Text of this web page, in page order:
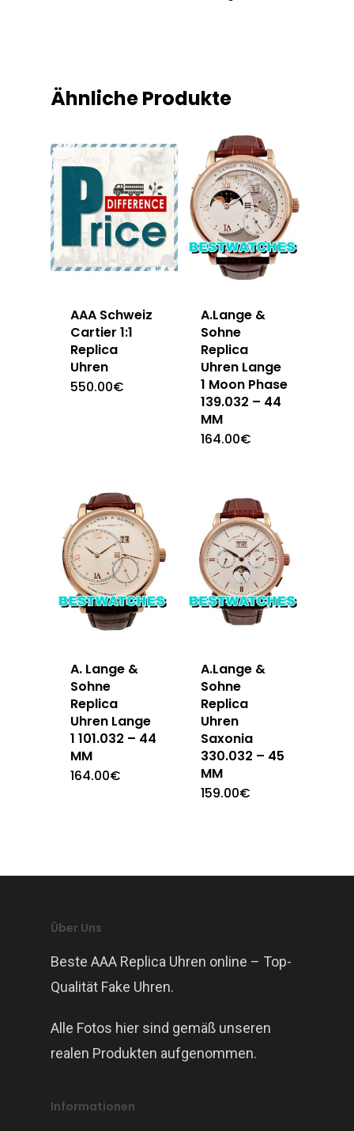
Ähnliche Produkte
AAA Schweiz
Cartier 1:1
Replica
Uhren
550.00€
A.Lange &
Sohne
Replica
Uhren Lange
1 Moon Phase
139.032 – 44
MM
164.00€
A. Lange &
Sohne
Replica
Uhren Lange
1 101.032 – 44
MM
164.00€
A.Lange &
Sohne
Replica
Uhren
Saxonia
330.032 – 45
MM
159.00€
Über Uns
Beste AAA Replica Uhren online – Top-
Qualität Fake Uhren.
Alle Fotos hier sind gemäß unseren
realen Produkten aufgenommen.
Informationen